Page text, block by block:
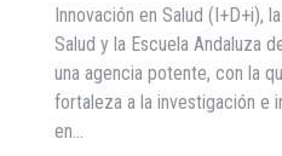
Innovación en Salud (I+D+i),
Salud y la Escuela Andaluza
una agencia potente, con la
fortaleza a la investigación e
en…